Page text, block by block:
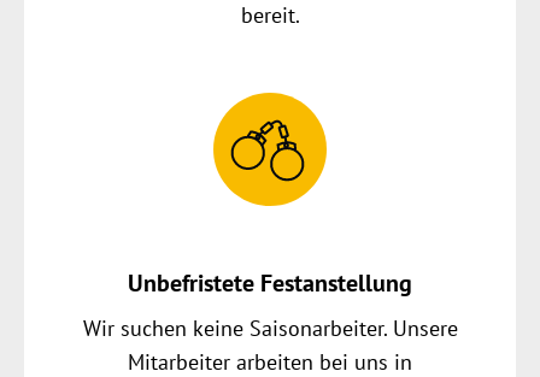
bereit.
Unbefristete Festanstellung
Wir suchen keine Saisonarbeiter. Unsere
Mitarbeiter arbeiten bei uns in